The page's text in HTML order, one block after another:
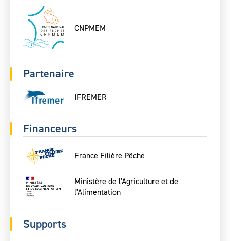
CNPMEM
Partenaire
IFREMER
Financeurs
France Filière Pêche
Ministère de l'Agriculture et de
l'Alimentation
Supports